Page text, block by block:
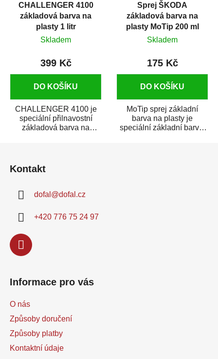
CHALLENGER 4100
základová barva na
plasty 1 litr
Skladem
399 Kč
DO KOŠÍKU
CHALLENGER 4100 je
speciální přilnavostní
základová barva na
Sprej ŠKODA
základová barva na
plasty MoTip 200 ml
Skladem
175 Kč
DO KOŠÍKU
MoTip sprej základní
barva na plasty je
speciální základní barva,
Kontakt
dofal @dofal.cz
+420 776 75 24 97
Informace pro vás
O nás
Způsoby doručení
Způsoby platby
Kontaktní údaje